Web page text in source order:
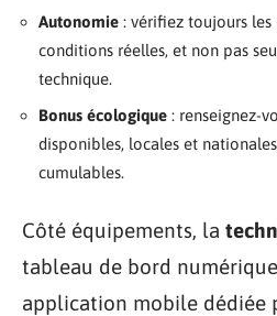
Autonomie : vérifiez toujours
conditions réelles, et non pas
technique.
Bonus écologique : renseignez-
disponibles, locales et
cumulables.
Côté équipements, la
tableau de bord
application mobile dédiée